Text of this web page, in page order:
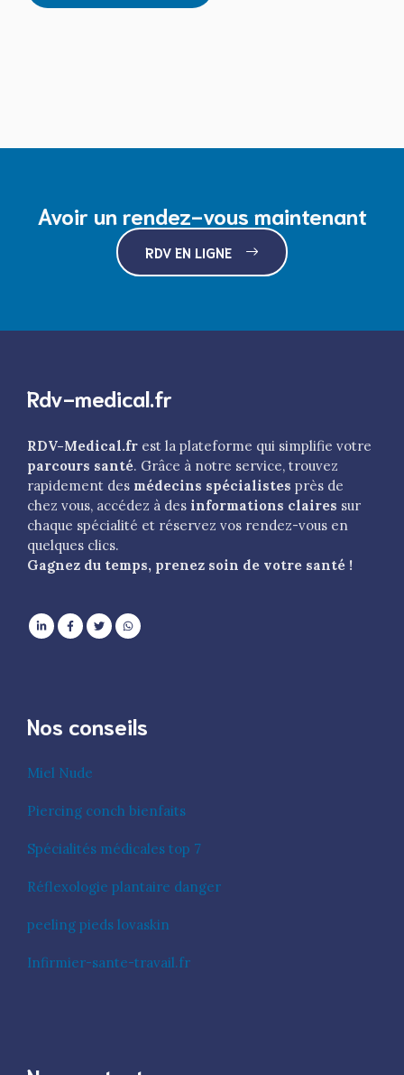
Avoir un rendez-vous maintenant
RDV EN LIGNE
Rdv-medical.fr
RDV-Medical.fr est la plateforme qui simplifie votre
parcours santé. Grâce à notre service, trouvez
rapidement des médecins spécialistes près de
chez vous, accédez à des informations claires sur
chaque spécialité et réservez vos rendez-vous en
quelques clics.
Gagnez du temps, prenez soin de votre santé !
Nos conseils
Miel Nude
Piercing conch bienfaits
Spécialités médicales top 7
Réflexologie plantaire danger
peeling pieds lovaskin
Infirmier-sante-travail.fr